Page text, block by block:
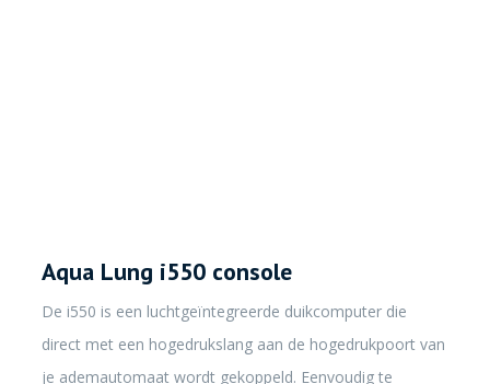
Aqua Lung i550 console
De i550 is een luchtgeïntegreerde duikcomputer die
direct met een hogedrukslang aan de hogedrukpoort van
je ademautomaat wordt gekoppeld. Eenvoudig te